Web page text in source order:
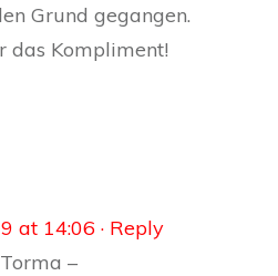
Grund gegangen.
das Kompliment!
at 14:06 · Reply
–